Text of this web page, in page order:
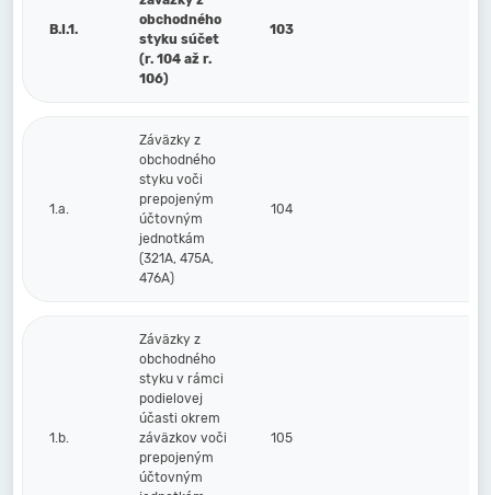
B.I.1.
obchodného
styku súčet
(r. 104 až r.
106)
103
1.a.
Záväzky z
obchodného
styku voči
prepojeným
účtovným
jednotkám
(321A, 475A,
476A)
104
1.b.
Záväzky z
obchodného
styku v rámci
podielovej
účasti okrem
záväzkov voči
prepojeným
účtovným
105